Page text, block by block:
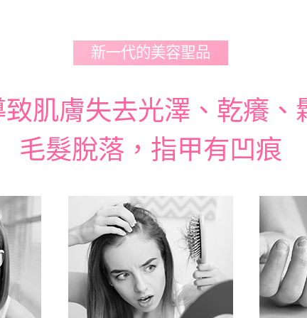
新一代的美容聖品
肌膚失去光澤、乾癢、
毛髮脫落，指甲有凹痕